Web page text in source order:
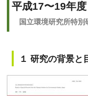
平成17〜19年度
国立環境研究所特
１ 研究の背景と